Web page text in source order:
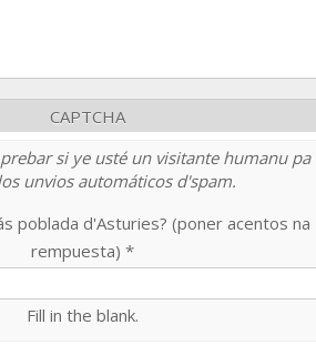
CAPTCHA
si ye usté un visitante humanu pa
unvios automáticos d'spam.
poblada d'Asturies? (poner acentos na
rempuesta) *
Fill in the blank.